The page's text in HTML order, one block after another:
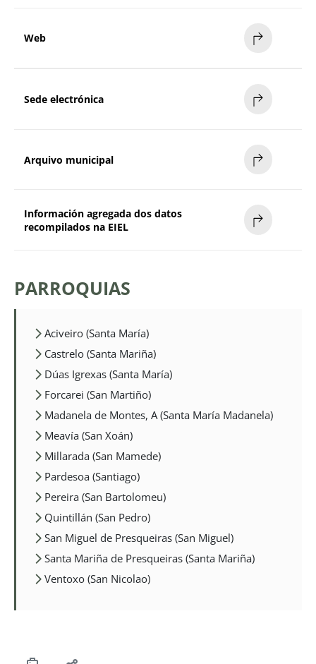
Web
Sede electrónica
Arquivo municipal
Información agregada dos datos
recompilados na EIEL
PARROQUIAS
Aciveiro (Santa María)
Castrelo (Santa Mariña)
Dúas Igrexas (Santa María)
Forcarei (San Martiño)
Madanela de Montes, A (Santa María Madanela)
Meavía (San Xoán)
Millarada (San Mamede)
Pardesoa (Santiago)
Pereira (San Bartolomeu)
Quintillán (San Pedro)
San Miguel de Presqueiras (San Miguel)
Santa Mariña de Presqueiras (Santa Mariña)
Ventoxo (San Nicolao)